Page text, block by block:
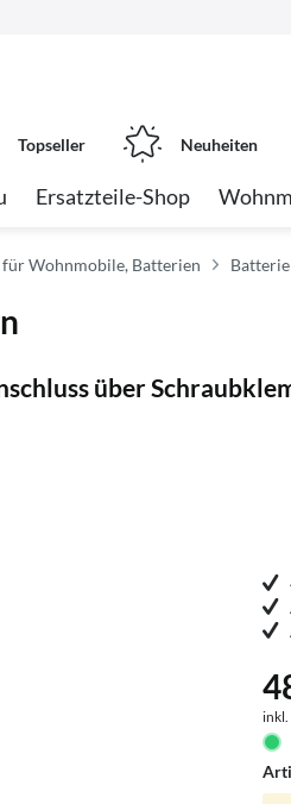
Topseller Neuheiten
Ersatzteile-Shop
Wohnmobile, Batterien
über